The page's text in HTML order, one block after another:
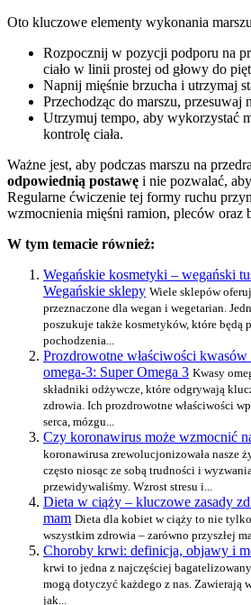
Oto kluczowe elementy wykonania
Rozpocznij w pozycji podporu na
ciało w linii prostej od głowy do
Napnij mięśnie brzucha i utrzymaj
Przechodząc do marszu, przesuwaj
Utrzymuj tempo, aby wykorzystać
kontrolę ciała.
Ważne jest, aby podczas marszu na
odpowiednią postawę i nie pozwalać,
Regularne ćwiczenie tej formy ruchu
wzmocnienia mięśni ramion, pleców oraz
W tym temacie również:
Wegańskie kosmetyki – wegański
Wegańskie sklepy Wiele sklepów
przeznaczone dla wegan i wegetarian.
poszukuje także kosmetyków, które będą
pochodzenia...
Prozdrowotne właściwości
omega-3: Super Omega 3 Kwasy
składniki odżywcze, które odgrywają
zdrowia. Ich prozdrowotne właściwości
serca, mózgu...
Czy koronawirus może wzmocnić
koronawirusa zrewolucjonizowała nasze
często niosąc ze sobą trudności i
przewidywaliśmy. Wzrost stresu i...
Dieta w ciąży – kluczowe zasady
mam Dieta dla kobiet w ciąży to nie
wszystkim zdrowia – zarówno przyszłej
Choroby krwi: definicja, objawy i
krwi to jedna z najczęściej
mogą dotyczyć każdego z nas. Zawierają
jak...